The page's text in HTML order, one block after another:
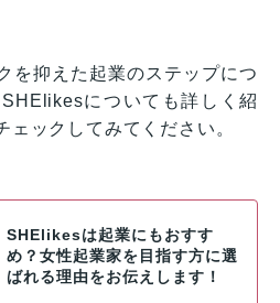
を抑えた起業のステップにつ
についても詳しく紹
ックしてみてください。
SHElikesは起業にもおすす
め？女性起業家を目指す方に選
ばれる理由をお伝えします！